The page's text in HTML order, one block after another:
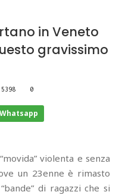
in Veneto
gravissimo
5398 0
Whatsapp
violenta e senza
un 23enne è rimasto
di ragazzi che si